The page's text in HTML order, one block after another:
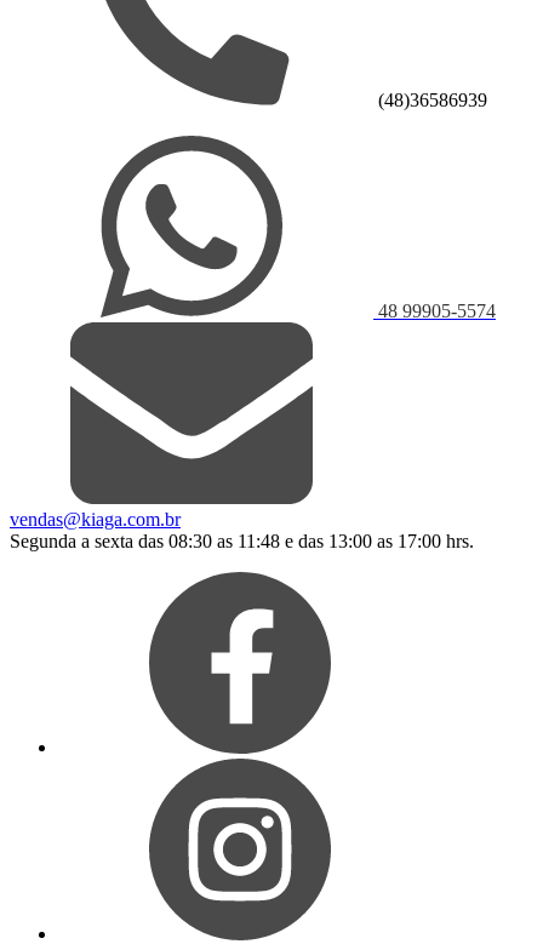
(48)36586939
48 99905-5574
vendas@kiaga.com.br
Segunda a sexta das 08:30 as 11:48 e das 13:00 as 17:00 hrs.